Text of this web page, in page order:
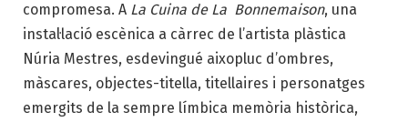
compromesa. A La Cuina de La Bonnemaison, una
instal·lació escènica a càrrec de l’artista plàstica
Núria Mestres, esdevingué aixopluc d’ombres,
màscares, objectes-titella, titellaires i personatges
emergits de la sempre límbica memòria històrica,